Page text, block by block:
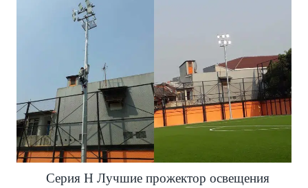
Серия H Лучшие прожектор освещения